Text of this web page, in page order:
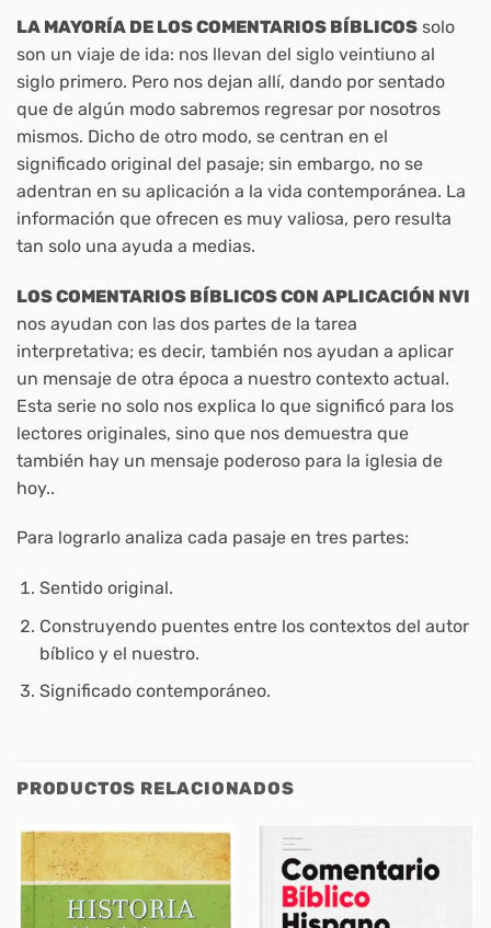
LA MAYORÍA DE LOS COMENTARIOS BÍBLICOS solo
son un viaje de ida: nos llevan del siglo veintiuno al
siglo primero. Pero nos dejan allí, dando por sentado
que de algún modo sabremos regresar por nosotros
mismos. Dicho de otro modo, se centran en el
significado original del pasaje; sin embargo, no se
adentran en su aplicación a la vida contemporánea. La
información que ofrecen es muy valiosa, pero resulta
tan solo una ayuda a medias.
LOS COMENTARIOS BÍBLICOS CON APLICACIÓN NVI
nos ayudan con las dos partes de la tarea
interpretativa; es decir, también nos ayudan a aplicar
un mensaje de otra época a nuestro contexto actual.
Esta serie no solo nos explica lo que significó para los
lectores originales, sino que nos demuestra que
también hay un mensaje poderoso para la iglesia de
hoy..
Para lograrlo analiza cada pasaje en tres partes:
Sentido original.
Construyendo puentes entre los contextos del autor
bíblico y el nuestro.
Significado contemporáneo.
PRODUCTOS RELACIONADOS